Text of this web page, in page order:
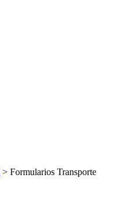
> Formularios Transporte